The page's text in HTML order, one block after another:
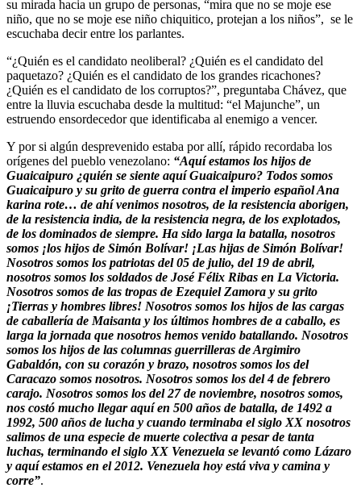
su mirada hacia un grupo de personas, “mira que no se moje ese
niño, que no se moje ese niño chiquitico, protejan a los niños”, se le
escuchaba decir entre los parlantes.
“¿Quién es el candidato neoliberal? ¿Quién es el candidato del
paquetazo? ¿Quién es el candidato de los grandes ricachones?
¿Quién es el candidato de los corruptos?”, preguntaba Chávez, que
entre la lluvia escuchaba desde la multitud: “el Majunche”, un
estruendo ensordecedor que identificaba al enemigo a vencer.
Y por si algún desprevenido estaba por allí, rápido recordaba los
orígenes del pueblo venezolano: “Aquí estamos los hijos de
Guaicaipuro ¿quién se siente aquí Guaicaipuro? Todos somos
Guaicaipuro y su grito de guerra contra el imperio español Ana
karina rote… de ahí venimos nosotros, de la resistencia aborigen,
de la resistencia india, de la resistencia negra, de los explotados,
de los dominados de siempre. Ha sido larga la batalla, nosotros
somos ¡los hijos de Simón Bolívar! ¡Las hijas de Simón Bolívar!
Nosotros somos los patriotas del 05 de julio, del 19 de abril,
nosotros somos los soldados de José Félix Ribas en La Victoria.
Nosotros somos de las tropas de Ezequiel Zamora y su grito
¡Tierras y hombres libres! Nosotros somos los hijos de las cargas
de caballería de Maisanta y los últimos hombres de a caballo, es
larga la jornada que nosotros hemos venido batallando. Nosotros
somos los hijos de las columnas guerrilleras de Argimiro
Gabaldón, con su corazón y brazo, nosotros somos los del
Caracazo somos nosotros. Nosotros somos los del 4 de febrero
carajo. Nosotros somos los del 27 de noviembre, nosotros somos,
nos costó mucho llegar aquí en 500 años de batalla, de 1492 a
1992, 500 años de lucha y cuando terminaba el siglo XX nosotros
salimos de una especie de muerte colectiva a pesar de tanta
luchas, terminando el siglo XX Venezuela se levantó como Lázaro
y aquí estamos en el 2012. Venezuela hoy está viva y camina y
corre”.